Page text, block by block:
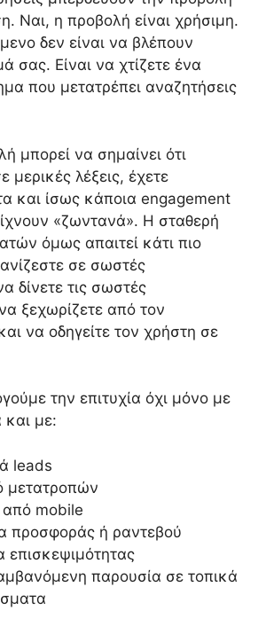
Ναι, η προβολή είναι χρήσιμη.
δεν είναι να βλέπουν
σας. Είναι να χτίζετε ένα
που μετατρέπει αναζητήσεις
μπορεί να σημαίνει ότι
μερικές λέξεις, έχετε
και ίσως κάποια engagement
«ζωντανά». Η σταθερή
όμως απαιτεί κάτι πιο
σε σωστές
δίνετε τις σωστές
ξεχωρίζετε από τον
να οδηγείτε τον χρήστη σε
την επιτυχία όχι μόνο με
με:
leads
μετατροπών
από mobile
προσφοράς ή ραντεβού
επισκεψιμότητας
παρουσία σε τοπικά